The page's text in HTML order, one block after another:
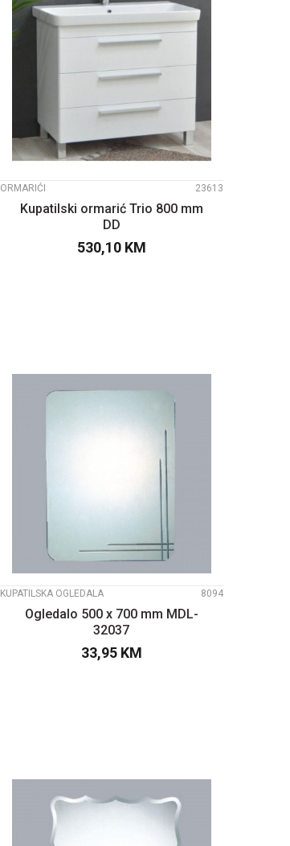
ORMARIĆI 23613
Kupatilski ormarić Trio 800 mm
DD
530,10 KM
KUPATILSKA OGLEDALA 8094
Ogledalo 500 x 700 mm MDL-
32037
33,95 KM